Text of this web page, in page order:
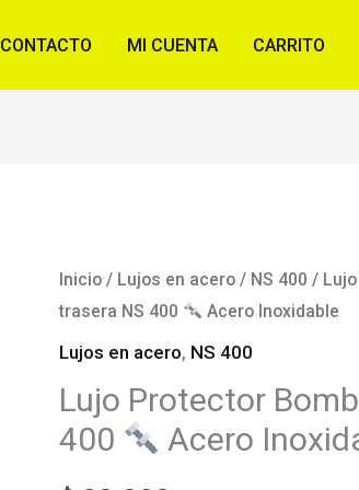
CONTACTO MI CUENTA CARRITO
Inicio/ Lujos en acero/ NS 400 /
trasera NS 400
Acero Inoxidable
Lujos en acero, NS 400
Lujo Protector
400
Acero